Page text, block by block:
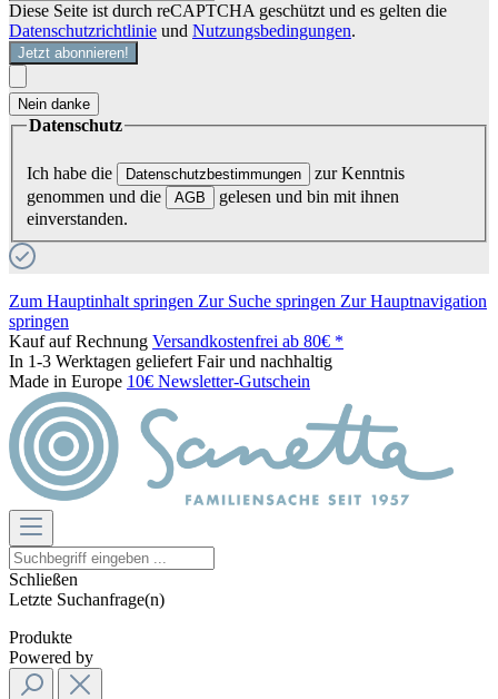
Diese Seite ist durch reCAPTCHA geschützt und es gelten die
Datenschutzrichtlinie und Nutzungsbedingungen.
Jetzt abonnieren!
Nein danke
Datenschutz
Ich habe die Datenschutzbestimmungen
zur Kenntnis
genommen und die
AGB
gelesen und bin mit ihnen
einverstanden.
Zum Hauptinhalt springen Zur Suche springen Zur Hauptnavigation
springen
Kauf auf Rechnung Versandkostenfrei ab 80€ *
In 1-3 Werktagen geliefert Fair und nachhaltig
Made in Europe 10€ Newsletter-Gutschein
Schließen
Letzte Suchanfrage(n)
Produkte
Powered by